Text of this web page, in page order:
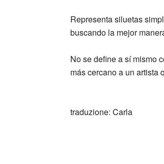
Representa siluetas
buscando la mejor
No se define a sí mismo
más cercano a un artista
traduzione: Carla